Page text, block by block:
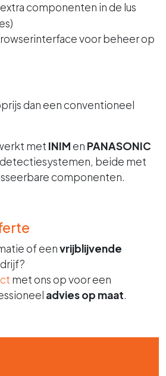
componenten in de lus
voor beheer op
dan een conventioneel
met INIM en PANASONIC
beide met
componenten.
of eenvrijblijvende
met ons op voor een
advies op maat.